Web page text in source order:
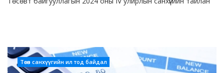
Төсөв санхүүгийн ил тод байдал